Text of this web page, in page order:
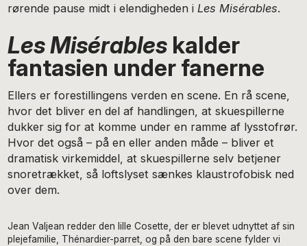
rørende pause midt i elendigheden i Les Misérables.
Les Misérables kalder
fantasien under fanerne
Ellers er forestillingens verden en scene. En rå scene,
hvor det bliver en del af handlingen, at skuespillerne
dukker sig for at komme under en ramme af lysstofrør.
Hvor det også – på en eller anden måde – bliver et
dramatisk virkemiddel, at skuespillerne selv betjener
snoretrækket, så loftslyset sænkes klaustrofobisk ned
over dem.
Jean Valjean redder den lille Cosette, der er blevet udnyttet af sin
plejefamilie, Thénardier-parret, og på den bare scene fylder vi